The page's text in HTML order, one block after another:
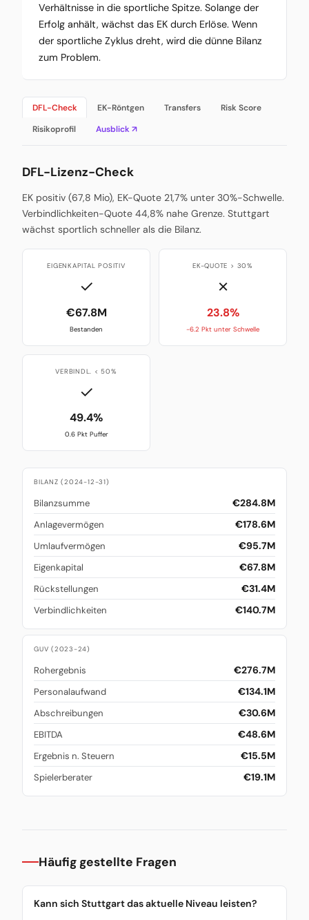
Verhältnisse in die sportliche Spitze. Solange der
Erfolg anhält, wächst das EK durch Erlöse. Wenn
der sportliche Zyklus dreht, wird die dünne Bilanz
zum Problem.
DFL-Check EK-Röntgen Transfers
Risk Score
Risikoprofil
Ausblick ↗
DFL-Lizenz-Check
EK positiv (67,8 Mio), EK-Quote 21,7% unter 30%-Schwelle.
Verbindlichkeiten-Quote 44,8% nahe Grenze. Stuttgart
wächst sportlich schneller als die Bilanz.
EIGENKAPITAL POSITIV
✓
€67.8M
Bestanden
EK-QUOTE > 30%
✗
23.8%
-6.2 Pkt unter Schwelle
VERBINDL. < 50%
✓
49.4%
0.6 Pkt Puffer
BILANZ (2024-12-31)
Bilanzsumme €284.8M
Anlagevermögen €178.6M
Umlaufvermögen €95.7M
Eigenkapital €67.8M
Rückstellungen €31.4M
Verbindlichkeiten €140.7M
GUV (2023-24)
Rohergebnis €276.7M
Personalaufwand €134.1M
Abschreibungen €30.6M
EBITDA €48.6M
Ergebnis n. Steuern €15.5M
Spielerberater €19.1M
Häufig gestellte Fragen
Kann sich Stuttgart das aktuelle Niveau leisten?